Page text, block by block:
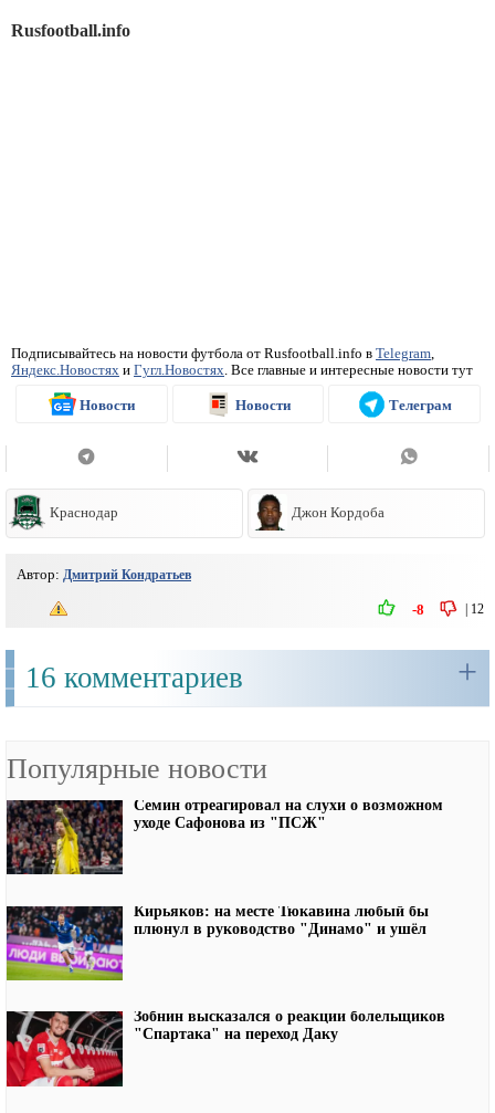
Rusfootball.info
Подписывайтесь на новости футбола от Rusfootball.info в Telegram,
Яндекс.Новостях и Гугл.Новостях. Все главные и интересные новости тут
Новости Новости Телеграм
Краснодар Джон Кордоба
Автор: Дмитрий Кондратьев
12
-8
16 комментариев +
Популярные новости
Семин отреагировал на слухи о возможном
уходе Сафонова из "ПСЖ"
Кирьяков: на месте Тюкавина любый бы
плюнул в руководство "Динамо" и ушёл
Зобнин высказался о реакции болельщиков
"Спартака" на переход Даку